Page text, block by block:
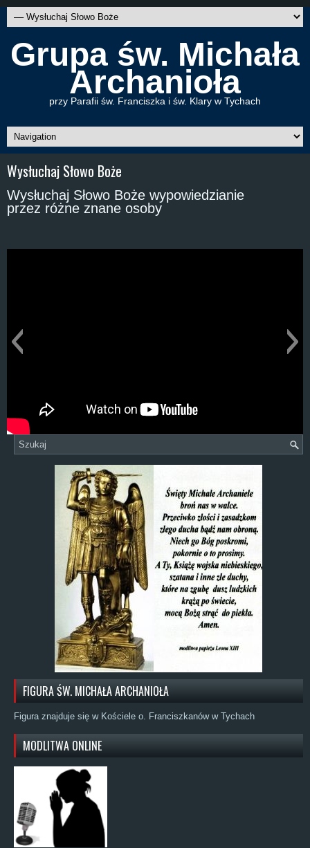
Grupa św. Michała
Archanioła
przy Parafii św. Franciszka i św. Klary w Tychach
Wysłuchaj Słowo Boże
Wysłuchaj Słowo Boże wypowiedzianie
przez różne znane osoby
FIGURA ŚW. MICHAŁA ARCHANIOŁA
Figura znajduje się w Kościele o. Franciszkanów w Tychach
MODLITWA ONLINE